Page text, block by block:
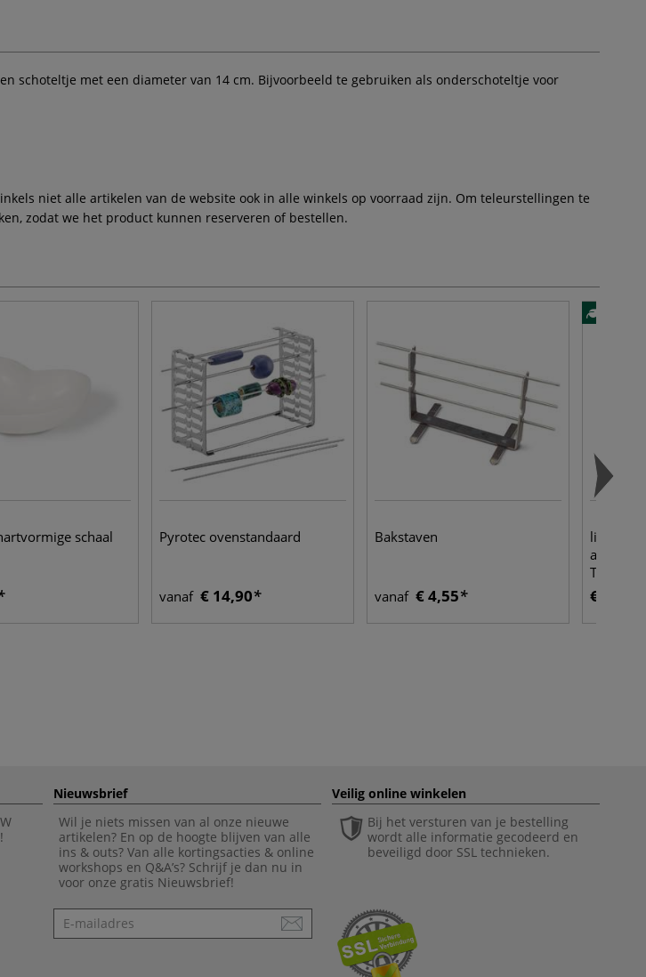
schoteltje met een diameter van 14 cm. Bijvoorbeeld te gebruiken als onderschoteltje voor
niet alle artikelen van de website ook in alle winkels op voorraad zijn. Om teleurstellingen te
zodat we het product kunnen reserveren of bestellen.
schaal Pyrotec ovenstandaard
vanaf € 14,90
Bakstaven
vanaf € 4,55
lineo |
Toray
set
€ 7,65
Nieuwsbrief
Wil je niets missen van al onze nieuwe
artikelen? En op de hoogte blijven van alle
ins & outs? Van alle kortingsacties & online
workshops en Q&A’s? Schrijf je dan nu in
voor onze gratis Nieuwsbrief!
Nieuwsbrief
Veilig online winkelen
Bij het versturen van je bestelling
wordt alle informatie gecodeerd en
beveiligd door SSL technieken.